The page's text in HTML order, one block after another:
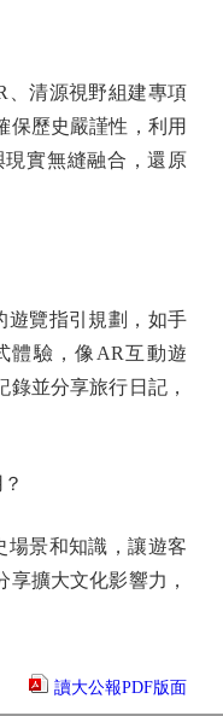
清源視野組建專項
保歷史嚴謹性，利用
現實無縫融合，還原
覽指引規劃，如手
體驗，像AR互動遊
並分享旅行日記，
景和知識，讓遊客
擴大文化影響力，
讀大公報PDF版面